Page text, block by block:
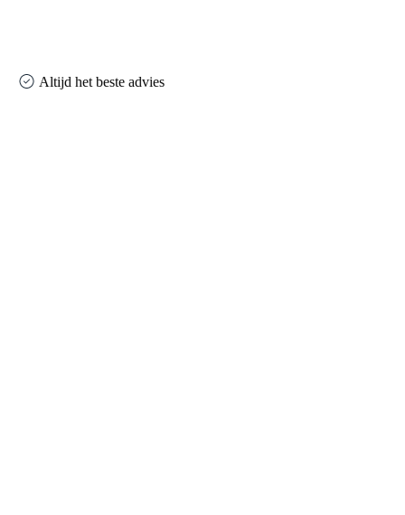
Altijd het beste advies